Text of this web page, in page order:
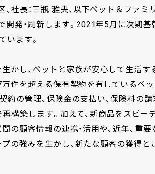
社長：三瓶 雅央、以下ペット＆ファミ
発・刷新します。2021年5月に次期
います。
かし、ペットと家族が安心して生活
件を超える保有契約を有しているペ
の管理、保険金の支払い、保険料の
構築します。加えて、新商品をスピー
の顧客情報の連携・活用や、近年、重
の強みを生かし、新たな顧客の獲得と